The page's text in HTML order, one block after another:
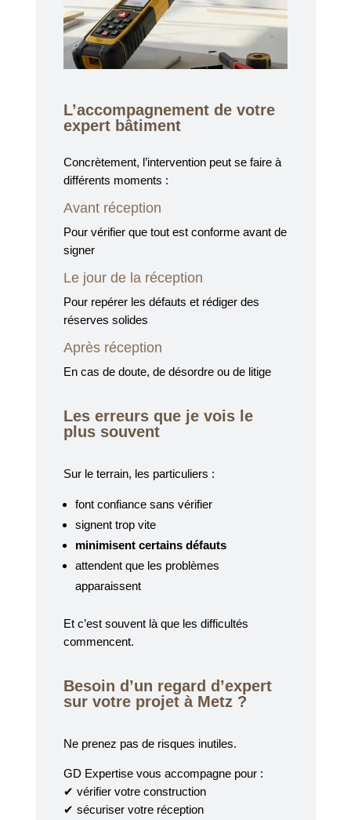
L’accompagnement de votre
expert bâtiment
Concrètement, l’intervention peut se faire à
différents moments :
Avant réception
Pour vérifier que tout est conforme avant de
signer
Le jour de la réception
Pour repérer les défauts et rédiger des
réserves solides
Après réception
En cas de doute, de désordre ou de litige
Les erreurs que je vois le
plus souvent
Sur le terrain, les particuliers :
font confiance sans vérifier
signent trop vite
minimisent certains défauts
attendent que les problèmes
apparaissent
Et c’est souvent là que les difficultés
commencent.
Besoin d’un regard d’expert
sur votre projet à Metz ?
Ne prenez pas de risques inutiles.
GD Expertise vous accompagne pour :
✔ vérifier votre construction
✔ sécuriser votre réception